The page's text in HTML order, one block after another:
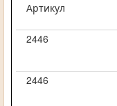
Артикул
2446
2446